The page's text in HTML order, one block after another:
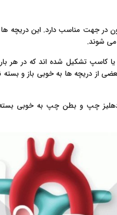
خون در جهت مناسب دارد. این
می شوند.
یا کاسپ تشکیل شده اند که در هر
از دریچه ها به خوبی باز و بسته
دهلیز چپ و بطن چپ به خوبی